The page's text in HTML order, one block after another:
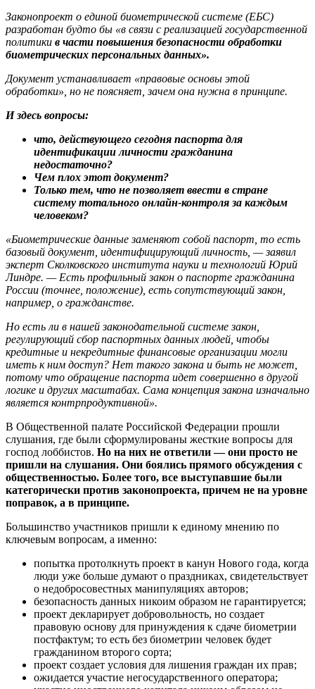
Законопроект о единой биометрической системе (ЕБС)
разработан будто бы «в связи с реализацией государственной
политики в части повышения безопасности обработки
биометрических персональных данных».
Документ устанавливает «правовые основы этой
обработки», но не поясняет, зачем она нужна в принципе.
И здесь вопросы:
что, действующего сегодня паспорта для
идентификации личности гражданина
недостаточно?
Чем плох этот документ?
Только тем, что не позволяет ввести в стране
систему тотального онлайн-контроля за каждым
человеком?
«Биометрические данные заменяют собой паспорт, то есть
базовый документ, идентифицирующий личность, — заявил
эксперт Сколковского института науки и технологий Юрий
Линдре. — Есть профильный закон о паспорте гражданина
России (точнее, положение), есть сопутствующий закон,
например, о гражданстве.
Но есть ли в нашей законодательной системе закон,
регулирующий сбор паспортных данных людей, чтобы
кредитные и некредитные финансовые организации могли
иметь к ним доступ? Нет такого закона и быть не может,
потому что обращение паспорта идет совершенно в другой
логике и других масштабах. Сама концепция закона изначально
является контрпродуктивной».
В Общественной палате Российской Федерации прошли
слушания, где были сформулированы жесткие вопросы для
господ лоббистов. Но на них не ответили — они просто не
пришли на слушания. Они боялись прямого обсуждения с
общественностью. Более того, все выступавшие были
категорически против законопроекта, причем не на уровне
поправок, а в принципе.
Большинство участников пришли к единому мнению по
ключевым вопросам, а именно:
попытка протолкнуть проект в канун Нового года, когда
люди уже больше думают о праздниках, свидетельствует
о недобросовестных манипуляциях авторов;
безопасность данных никоим образом не гарантируется;
проект декларирует добровольность, но создает
правовую основу для принуждения к сдаче биометрии
постфактум; то есть без биометрии человек будет
гражданином второго сорта;
проект создает условия для лишения граждан их прав;
ожидается участие негосударственного оператора;